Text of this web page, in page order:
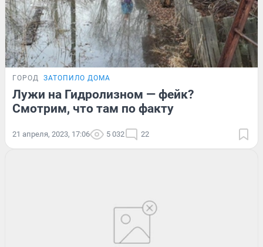
ГОРОД ЗАТОПИЛО ДОМА
Лужи на Гидролизном — фейк?
Смотрим, что там по факту
21 апреля, 2023, 17:06 5 032 22